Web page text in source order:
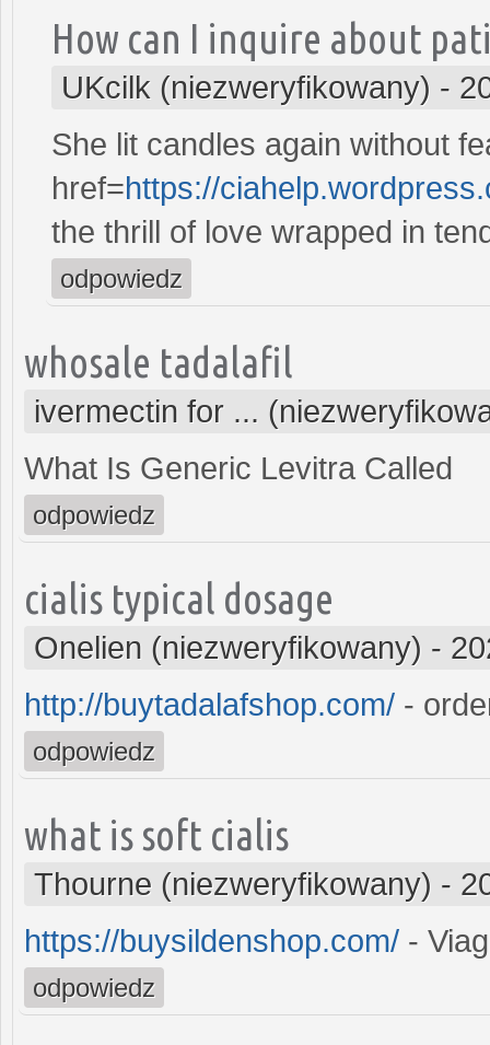
How can I inquire about
UKcilk (niezweryfikowany) -
She lit candles again without
href=https://
the thrill of love wrapped in
odpowiedz
whosale tadalafil
ivermectin for ...
What Is Generic Levitra Called
odpowiedz
cialis typical dosage
Onelien (niezweryfikowany) -
http://buytadalafshop.com/ -
odpowiedz
what is soft cialis
Thourne (niezweryfikowany) -
https://buysildenshop.com/ -
odpowiedz